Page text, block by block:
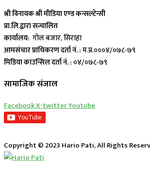
श्री विनायक श्री मीडिया एण्ड कन्सल्टेन्सी
प्रा.लि.द्वारा सन्चालित
कार्यालय: गोल बजार, सिराहा
आमसंचार प्राधिकरण दर्ता नं. :म.प्र.०००४/०७८-७९
मिडिया काउन्सिल दर्ता नं. : ०४/०७८-७९
सामाजिक संजाल
FacebookX-twitterYoutube
Copyright © 2023 Hario Pati, All Rights